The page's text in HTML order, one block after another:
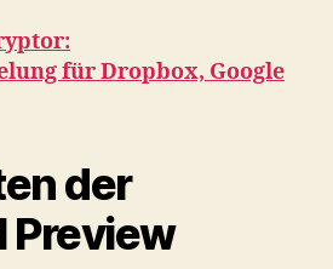
für Dropbox, Google
der
Preview